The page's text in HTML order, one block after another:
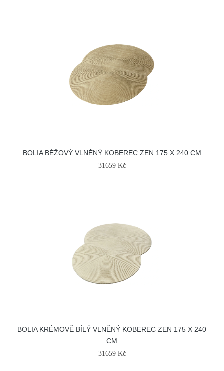
BOLIA BÉŽOVÝ VLNĚNÝ KOBEREC ZEN 175 X 240 CM
31659 Kč
BOLIA KRÉMOVĚ BÍLÝ VLNĚNÝ KOBEREC ZEN 175 X 240
CM
31659 Kč